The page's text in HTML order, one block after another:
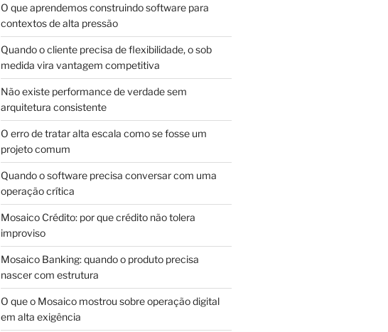
O que aprendemos construindo software para
contextos de alta pressão
Quando o cliente precisa de flexibilidade, o sob
medida vira vantagem competitiva
Não existe performance de verdade sem
arquitetura consistente
O erro de tratar alta escala como se fosse um
projeto comum
Quando o software precisa conversar com uma
operação crítica
Mosaico Crédito: por que crédito não tolera
improviso
Mosaico Banking: quando o produto precisa
nascer com estrutura
O que o Mosaico mostrou sobre operação digital
em alta exigência